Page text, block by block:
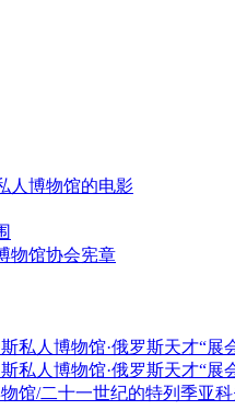
人博物馆的电影
物馆协会宪章
私人博物馆·俄罗斯天才“展
私人博物馆·俄罗斯天才“展
馆/二十一世纪的特列季亚